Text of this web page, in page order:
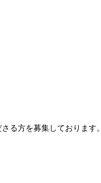
る方を募集しております。